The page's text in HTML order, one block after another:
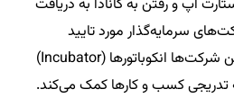
آپ و رفتن به کانادا به دریافت
سرمایه‌گذار مورد تایید
کانادا، نیاز دارند. یکی از این شرکت‌ها انکوباتورها (Incubator)
کسب و کارها کمک می‌کند.